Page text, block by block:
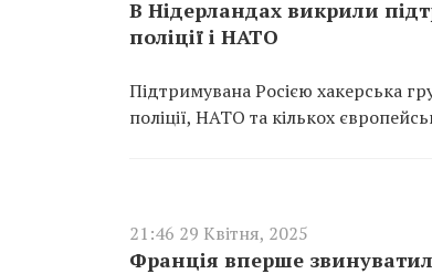
В Нідерландах викрили
поліції і НАТО
Підтримувана Росією хакерська
поліції, НАТО та кількох
21:46 29 Квітня, 2025
Франція вперше